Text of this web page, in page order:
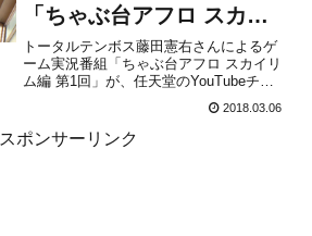
「ちゃぶ台アフロ スカイ
リム編 第1回」が公開！
トータルテンボス藤田憲右さんによるゲ
ーム実況番組「ちゃぶ台アフロ スカイリ
ム編 第1回」が、任天堂のYouTubeチャ
なる今回は、Nintendo Switch版『The
Elder Scrolls V: Skyrim』に挑戦していま
す。The...
2018.03.06
スポンサーリンク